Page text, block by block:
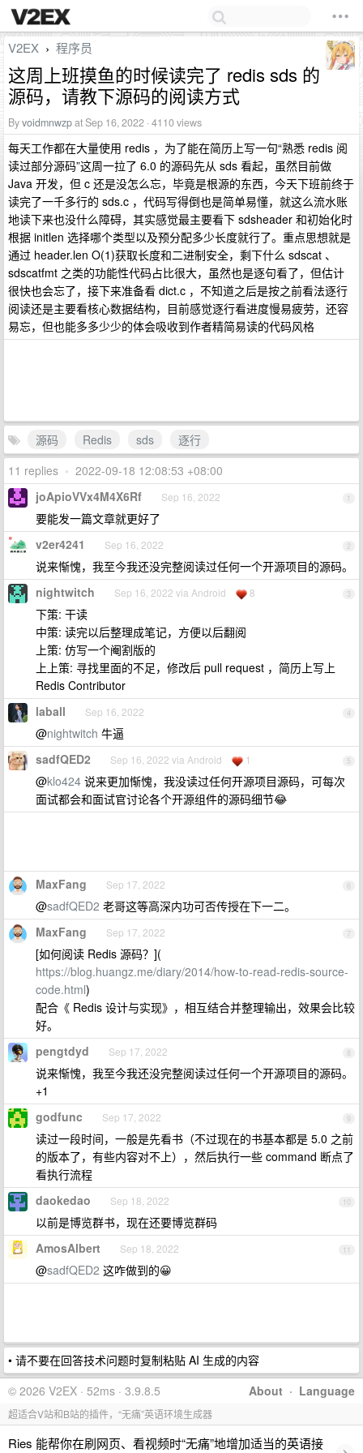
V2EX › 程序员
这周上班摸鱼的时候读完了 redis sds 的
源码，请教下源码的阅读方式
Byvoidmnwzpat Sep 16, 2022 · 4110 views
每天工作都在大量使用 redis ，为了能在简历上写一句“熟悉 redis 阅
读过部分源码”这周一拉了 6.0 的源码先从 sds 看起，虽然目前做
Java 开发，但 c 还是没怎么忘，毕竟是根源的东西，今天下班前终于
读完了一千多行的 sds.c ，代码写得倒也是简单易懂，就这么流水账
地读下来也没什么障碍，其实感觉最主要看下 sdsheader 和初始化时
根据 initlen 选择哪个类型以及预分配多少长度就行了。重点思想就是
通过 header.len O(1)获取长度和二进制安全，剩下什么 sdscat 、
sdscatfmt 之类的功能性代码占比很大，虽然也是逐句看了，但估计
很快也会忘了，接下来准备看 dict.c ，不知道之后是按之前看法逐行
阅读还是主要看核心数据结构，目前感觉逐行看进度慢易疲劳，还容
易忘，但也能多多少少的体会吸收到作者精简易读的代码风格
源码 Redis sds
逐行
11 replies • 2022-09-18 12:08:53 +08:00
1
joApioVVx4M4X6Rf Sep 16, 2022
要能发一篇文章就更好了
2
v2er4241 Sep 16, 2022
说来惭愧，我至今我还没完整阅读过任何一个开源项目的源码。
3
nightwitch Sep 16, 2022 via Android 8
下策: 干读
中策: 读完以后整理成笔记，方便以后翻阅
上策: 仿写一个阉割版的
上上策: 寻找里面的不足，修改后 pull request ，简历上写上
Redis Contributor
4
laball Sep 16, 2022
@nightwitch 牛逼
5
sadfQED2 Sep 16, 2022 via Android 1
@klo424 说来更加惭愧，我没读过任何开源项目源码，可每次
面试都会和面试官讨论各个开源组件的源码细节😂
6
MaxFang Sep 17, 2022
@sadfQED2 老哥这等高深内功可否传授在下一二。
7
MaxFang Sep 17, 2022
[如何阅读 Redis 源码？](
https://blog.huangz.me/diary/2014/how-to-read-redis-source-
code.html)
配合《 Redis 设计与实现》，相互结合并整理输出，效果会比较
好。
8
pengtdyd Sep 17, 2022
说来惭愧，我至今我还没完整阅读过任何一个开源项目的源码。
+1
9
godfunc Sep 17, 2022
读过一段时间，一般是先看书（不过现在的书基本都是 5.0 之前
的版本了，有些内容对不上），然后执行一些 command 断点了
看执行流程
10
daokedao Sep 18, 2022
以前是博览群书，现在还要博览群码
11
AmosAlbert Sep 18, 2022
@sadfQED2 这咋做到的😀
• 请不要在回答技术问题时复制粘贴 AI 生成的内容
About · Language
© 2026 V2EX · 52ms · 3.9.8.5
超适合V站和B站的插件，“无痛”英语环境生成器
Ries 能帮你在刷网页、看视频时“无痛”地增加适当的英语接